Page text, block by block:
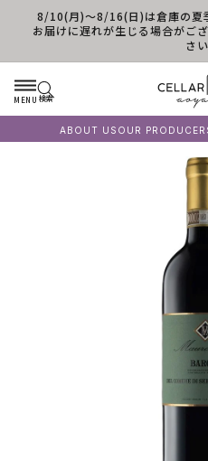
Skip to content
8/10(月)～8/16(日)は倉庫の夏
お届けに遅れが生じる場合がご
さい
MENU 検索
ABOUT US OUR